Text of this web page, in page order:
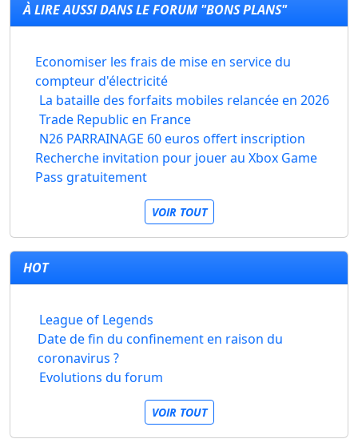
À LIRE AUSSI DANS LE FORUM "BONS PLANS"
Economiser les frais de mise en service du
compteur d'électricité
La bataille des forfaits mobiles relancée en 2026
Trade Republic en France
N26 PARRAINAGE 60 euros offert inscription
Recherche invitation pour jouer au Xbox Game
Pass gratuitement
VOIR TOUT
HOT
League of Legends
Date de fin du confinement en raison du
coronavirus ?
Evolutions du forum
VOIR TOUT